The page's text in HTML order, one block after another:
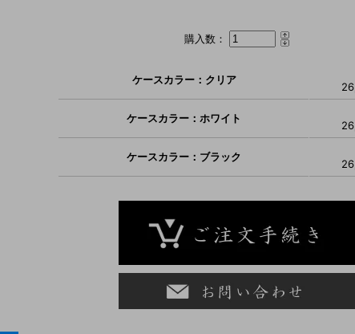
購入数：
ケースカラー：クリア
ケースカラー：ホワイト
ケースカラー：ブラック